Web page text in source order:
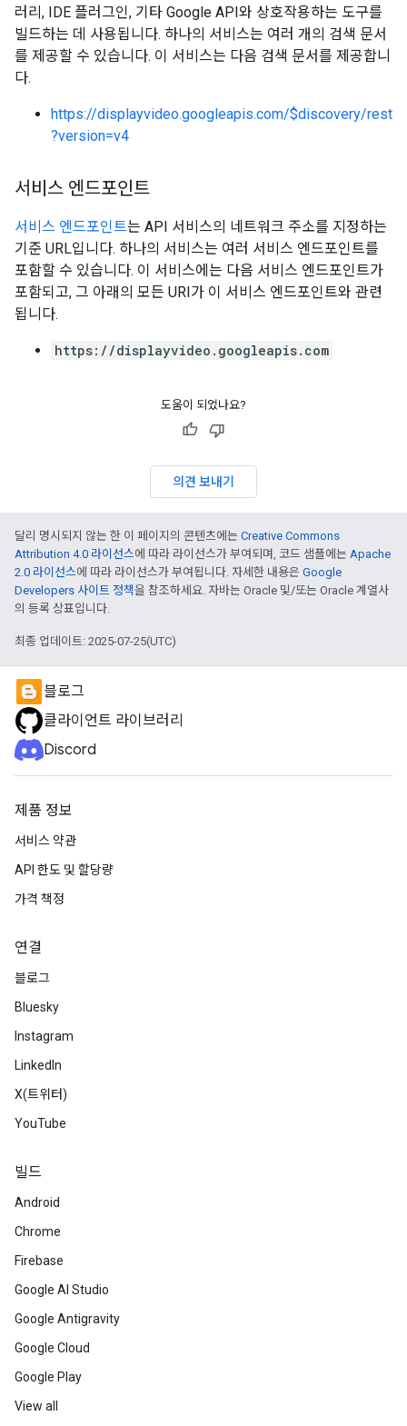
러리, IDE 플러그인, 기타 Google API와 상호작용하는 도구를
빌드하는 데 사용됩니다. 하나의 서비스는 여러 개의 검색 문서
를 제공할 수 있습니다. 이 서비스는 다음 검색 문서를 제공합니
다.
https://displayvideo.googleapis.com/$discovery/rest
?version=v4
서비스 엔드포인트
서비스 엔드포인트는 API 서비스의 네트워크 주소를 지정하는
기준 URL입니다. 하나의 서비스는 여러 서비스 엔드포인트를
포함할 수 있습니다. 이 서비스에는 다음 서비스 엔드포인트가
포함되고, 그 아래의 모든 URI가 이 서비스 엔드포인트와 관련
됩니다.
https://displayvideo.googleapis.com
도움이 되었나요?
의견 보내기
달리 명시되지 않는 한 이 페이지의 콘텐츠에는 Creative Commons
Attribution 4.0 라이선스에 따라 라이선스가 부여되며, 코드 샘플에는 Apache
2.0 라이선스에 따라 라이선스가 부여됩니다. 자세한 내용은 Google
Developers 사이트 정책을 참조하세요. 자바는 Oracle 및/또는 Oracle 계열사
의 등록 상표입니다.
최종 업데이트: 2025-07-25(UTC)
블로그
클라이언트 라이브러리
Discord
제품 정보
서비스 약관
API 한도 및 할당량
가격 책정
연결
블로그
Bluesky
Instagram
LinkedIn
X(트위터)
YouTube
빌드
Android
Chrome
Firebase
Google AI Studio
Google Antigravity
Google Cloud
Google Play
View all